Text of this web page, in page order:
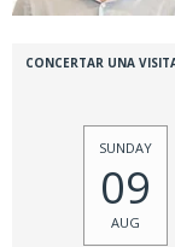
CONCERTAR UNA
SUNDAY
09
AUG